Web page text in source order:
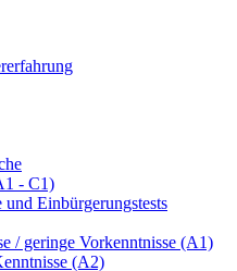
- C1)
und Einbürgerungstests
/ geringe Vorkenntnisse (A1)
(A2)